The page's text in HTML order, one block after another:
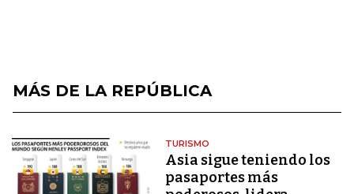
MÁS DE LA REPÚBLICA
TURISMO
Asia sigue teniendo los
pasaportes más